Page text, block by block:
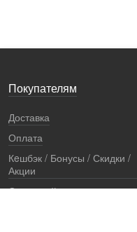
Покупателям
Доставка
Оплата
Кeшбэк / Бонусы / Скидки /
Акции
Остерегайтесь подделок